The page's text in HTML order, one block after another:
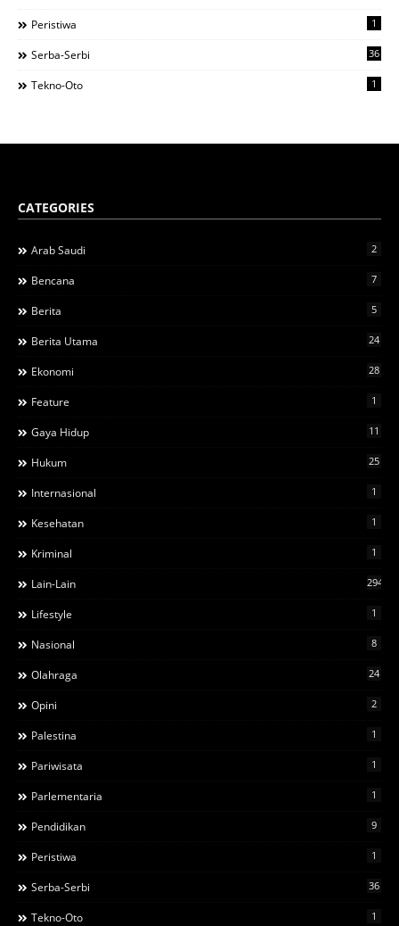
Peristiwa
1
Serba-Serbi 36
Tekno-Oto 1
CATEGORIES
Arab Saudi 2
Bencana 7
Berita 5
Berita Utama 24
Ekonomi 28
Feature 1
Gaya Hidup 11
Hukum 25
Internasional 1
Kesehatan 1
Kriminal 1
Lain-Lain 294
Lifestyle 1
Nasional 8
Olahraga 24
Opini 2
Palestina 1
Pariwisata 1
Parlementaria 1
Pendidikan 9
Peristiwa 1
Serba-Serbi 36
Tekno-Oto 1